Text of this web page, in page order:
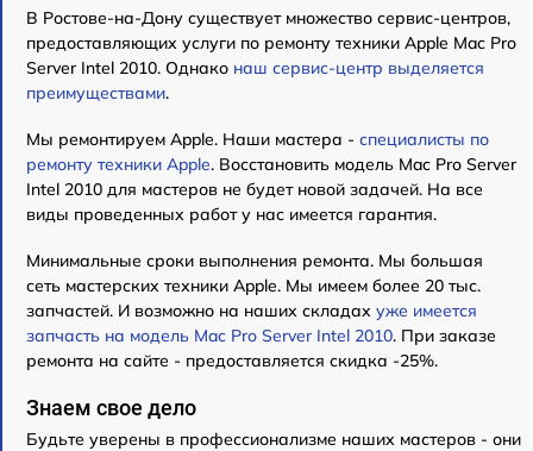
В Ростове-на-Дону существует множество сервис-центров,
предоставляющих услуги по ремонту техники Apple Mac Pro
Server Intel 2010. Однако наш сервис-центр выделяется
преимуществами.
Мы ремонтируем Apple. Наши мастера - специалисты по
ремонту техники Apple. Восстановить модель Mac Pro Server
Intel 2010 для мастеров не будет новой задачей. На все
виды проведенных работ у нас имеется гарантия.
Минимальные сроки выполнения ремонта. Мы большая
сеть мастерских техники Apple. Мы имеем более 20 тыс.
запчастей. И возможно на наших складах уже имеется
запчасть на модель Mac Pro Server Intel 2010. При заказе
ремонта на сайте - предоставляется скидка -25%.
Знаем свое дело
Будьте уверены в профессионализме наших мастеров - они